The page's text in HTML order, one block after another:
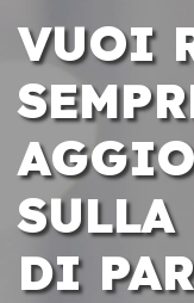
VUOI
DI